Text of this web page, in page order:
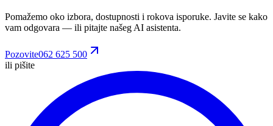
Pomažemo oko izbora, dostupnosti i rokova isporuke. Javite se kako
vam odgovara — ili pitajte našeg AI asistenta.
Pozovite062 625 500
ili pišite